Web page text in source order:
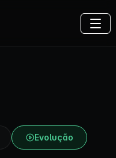
Evolução